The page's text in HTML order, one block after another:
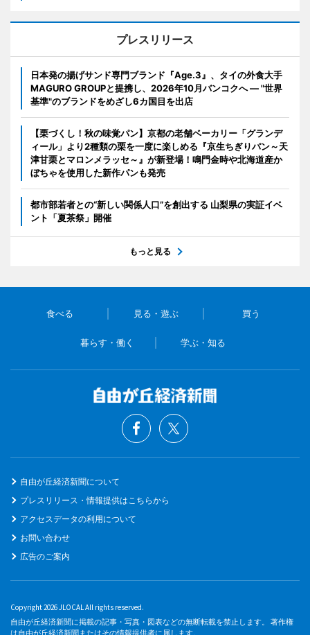
プレスリリース
日本発の揚げサンド専門ブランド『Age.3』、タイの外食大手
MAGURO GROUPと提携し、2026年10月バンコクへ ― "世界
基準"のブランドをめざし6カ国目を出店
【栗づくし！秋の味覚パン】京都の老舗ベーカリー「グランデ
ィール」より2種類の栗を一度に楽しめる『京生ちぎりパン～天
津甘栗とマロンメラッセ～』が新登場！鳴門金時や北海道産か
ぼちゃを使用した新作パンも発売
都市部若者との“新しい関係人口”を創出する 山梨県の実証イベ
ント「夏茶祭」開催
もっと見る
食べる 見る・遊ぶ 買う
暮らす・働く 学ぶ・知る
自由が丘経済新聞について
プレスリリース・情報提供はこちらから
アクセスデータの利用について
お問い合わせ
広告のご案内
Copyright 2026 JLOCAL All rights reserved.
自由が丘経済新聞に掲載の記事・写真・図表などの無断転載を禁止します。 著作権
は自由が丘経済新聞またはその情報提供者に属します。